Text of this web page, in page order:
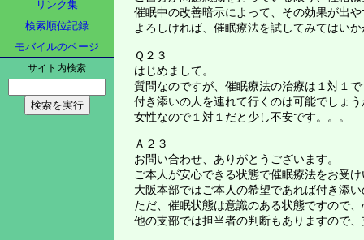
リンク集
検索順位記録
モバイルのページ
サイト内検索
催眠中の改善暗示によって、その効果が出
よろしければ、催眠療法を試してみてはい
Ｑ２３
はじめまして。
質問なのですが、催眠療法の治療は１対１
付き添いの人を連れて行くのは可能でしょう
女性なので１対１だと少し不安です。。。
Ａ２３
お問い合わせ、ありがとうございます。
ご本人が安心できる状態で催眠療法をお受
大阪本部ではご本人の希望であれば付き添
ただ、催眠状態は意識のある状態ですので
他の支部では担当者の判断もありますので